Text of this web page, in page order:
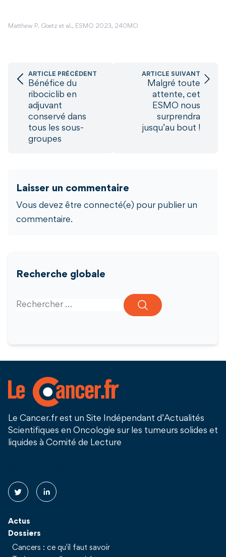
Matthew P. Goetz et al., ESMO 2023, 240MO
ARTICLE PRÉCÉDENT
Bénéfice du
ribociclib en
adjuvant
conservé dans
tous les sous-
groupes
ARTICLE SUIVANT
Malgré toute
attente, cet
ESMO nous
surprendra
jusqu’au bout !
Laisser un commentaire
Vous devez être connecté(e) pour publier un
commentaire.
Recherche globale
Search for:
Le Cancer.fr est un Site Indépendant d’Actualités
Scientifiques en Oncologie sur les tumeurs solides et
liquides à Comité de Lecture
Actus
Dossiers
Cancers : ce qu'il faut savoir